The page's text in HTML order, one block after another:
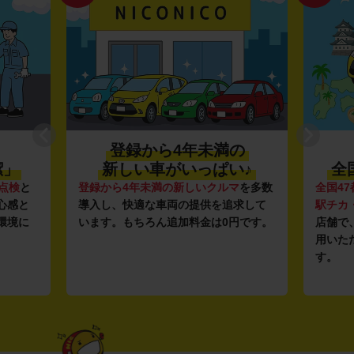
」
検と
感と
境に
登録から4年未満の
新しい車がいっぱい♪
登録から4年未満の新しいクルマを多数
導入し、快適な車両の提供を追求して
います。もちろん追加料金は0円です。
全
全国47
駅チカ
店舗で
用いた
す。